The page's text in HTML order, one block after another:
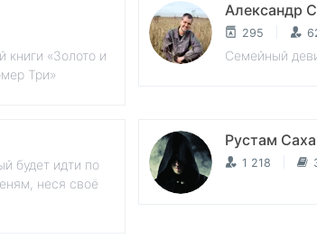
«Золото и
Три»
Александр
295
Семейный
будет идти по
неся своё
Рустам
1 218